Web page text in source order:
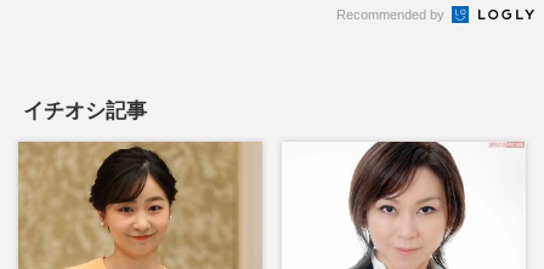
Recommended by
イチオシ記事